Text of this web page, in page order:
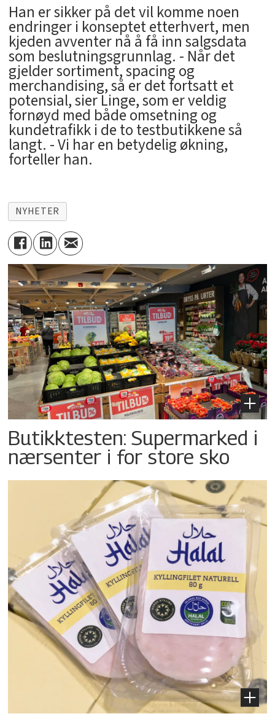
Han er sikker på det vil komme noen
endringer i konseptet etterhvert, men
kjeden avventer nå å få inn salgsdata
som beslutningsgrunnlag. - Når det
gjelder sortiment, spacing og
merchandising, så er det fortsatt et
potensial, sier Linge, som er veldig
fornøyd med både omsetning og
kundetrafikk i de to testbutikkene så
langt. - Vi har en betydelig økning,
forteller han.
NYHETER
Butikktesten: Supermarked i
nærsenter i for store sko